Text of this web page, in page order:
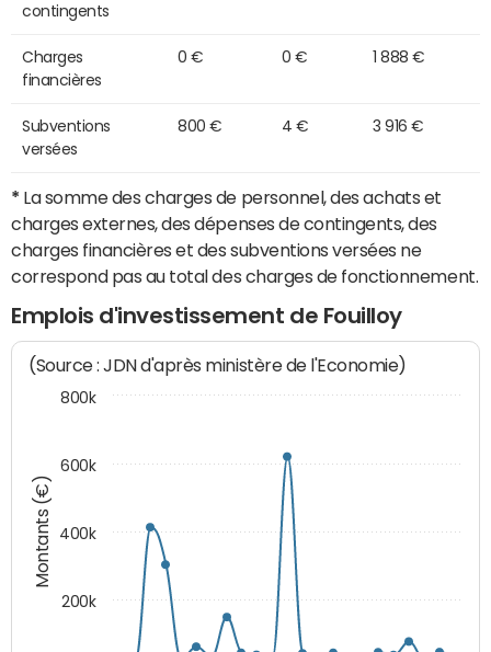
contingents
Charges
financières
0 € 0 € 1 888 €
Subventions
versées
800 € 4 € 3 916 €
* La somme des charges de personnel, des achats et
charges externes, des dépenses de contingents, des
charges financières et des subventions versées ne
correspond pas au total des charges de fonctionnement.
Emplois d'investissement de Fouilloy
Montants (€)
(Source : JDN d'après ministère de l'Economie)
200k
400k
600k
800k